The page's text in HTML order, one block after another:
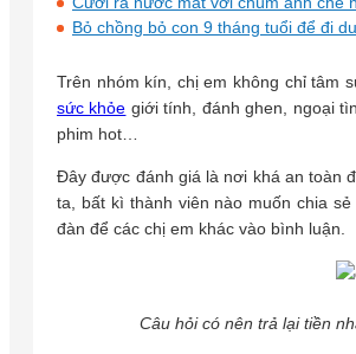
Bỏ chồng bỏ con 9 tháng tuổi để đi
Trên nhóm kín, chị em không chỉ tâm
sức khỏe giới tính, đánh ghen, ngoại
phim hot…
Đây được đánh giá là nơi khá an toàn
ta, bất kì thành viên nào muốn chia
đàn để các chị em khác vào bình luận.
Câu hỏi có nên trả lại tiền